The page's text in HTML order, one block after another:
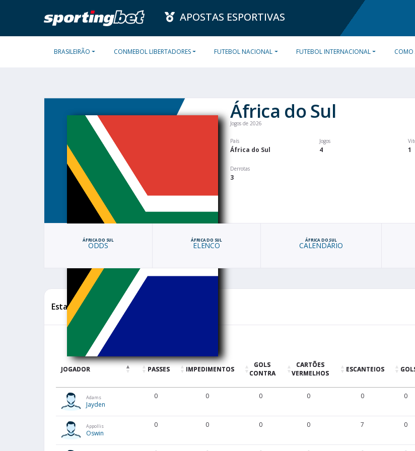
APOSTAS ESPORTIVAS
BRASILEIRÃO CONMEBOL LIBERTADORES FUTEBOL NACIONAL FUTEBOL INTERNACIONAL COMO
África do Sul
Jogos de 2026
País
África do Sul
Jogos
4 1
Derrotas
3
ÁFRICA DO SUL
ODDS
ÁFRICA DO SUL
ELENCO
ÁFRICA DO SUL
CALENDÁRIO
Estatísticas
JOGADOR PASSES IMPEDIMENTOS
GOLS
CONTRA
CARTÕES
VERMELHOS
ESCANTEIOS
Adams
Jayden
0 0 0 0 0 0
Appollis
Oswin
0 0 0 0 7 0